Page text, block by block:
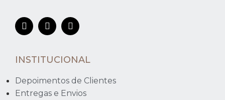
INSTITUCIONAL
Depoimentos de Clientes
Entregas e Envios